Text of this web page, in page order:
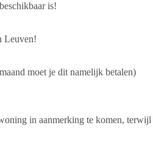
is!
Leuven!
moet je dit namelijk betalen)
in aanmerking te komen,